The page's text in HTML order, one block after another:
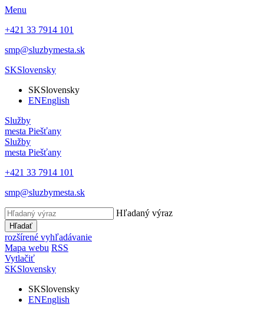
Menu
+421 33 7914 101
smp@sluzbymesta.sk
SKSlovensky
SKSlovensky
ENEnglish
Služby
mesta Piešťany
Služby
mesta Piešťany
+421 33 7914 101
smp@sluzbymesta.sk
Hľadaný výraz
Hľadať
rozšírené vyhľadávanie
Mapa webu RSS
Vytlačiť
SKSlovensky
SKSlovensky
ENEnglish